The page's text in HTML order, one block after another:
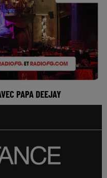
PAPA DEEJAY
Bar Monaco avec
🎧 Ecoutez